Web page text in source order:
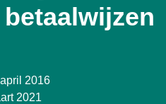
2016
2021